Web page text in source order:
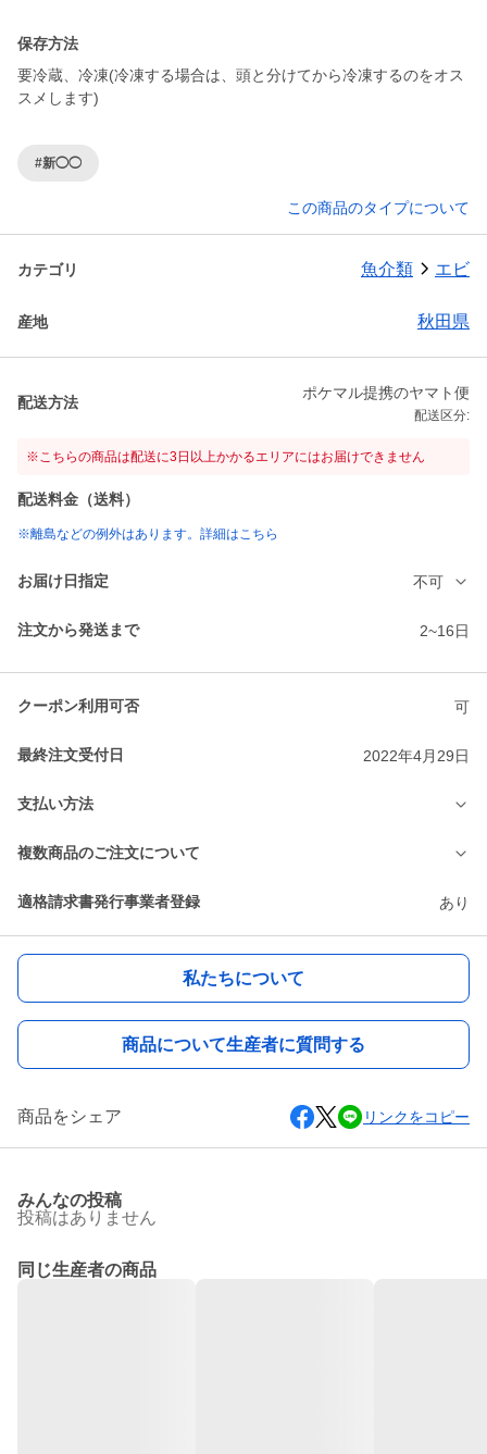
保存方法
要冷蔵、冷凍(冷凍する場合は、頭と分けてから冷凍するのをオス
スメします)
#新◯◯
この商品のタイプについて
カテゴリ 魚介類 エビ
産地 秋田県
配送方法
ポケマル提携のヤマト便
配送区分:
※こちらの商品は配送に3日以上かかるエリアにはお届けできません
配送料金（送料）
※離島などの例外はあります。詳細はこちら
お届け日指定 不可
注文から発送まで 2~16日
クーポン利用可否 可
最終注文受付日 2022年4月29日
支払い方法
複数商品のご注文について
適格請求書発行事業者登録 あり
私たちについて
商品について生産者に質問する
商品をシェア リンクをコピー
みんなの投稿
投稿はありません
同じ生産者の商品